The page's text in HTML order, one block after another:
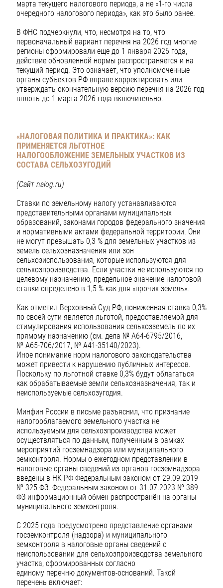
марта текущего налогового периода, а не «1-го числа
очередного налогового периода», как это было ранее.
В ФНС подчеркнули, что, несмотря на то, что
первоначальный вариант перечня на 2026 год многие
регионы сформировали еще до 1 января 2026 года,
действие обновленной нормы распространяется и на
текущий период. Это означает, что уполномоченные
органы субъектов РФ вправе корректировать или
утверждать окончательную версию перечня на 2026 год
вплоть до 1 марта 2026 года включительно.
«НАЛОГОВАЯ ПОЛИТИКА И ПРАКТИКА»: КАК
ПРИМЕНЯЕТСЯ ЛЬГОТНОЕ
НАЛОГООБЛОЖЕНИЕ ЗЕМЕЛЬНЫХ УЧАСТКОВ ИЗ
СОСТАВА СЕЛЬХОЗУГОДИЙ
(Сайт nalog.ru)
Ставки по земельному налогу устанавливаются
представительными органами муниципальных
образований, законами городов федерального значения
и нормативными актами федеральной территории. Они
не могут превышать 0,3 % для земельных участков из
земель сельхозназначения или зон
сельхозиспользования, которые используются для
сельхозпроизводства. Если участки не используются по
целевому назначению, предельное значение налоговой
ставки определено в 1,5 % как для «прочих земель».
Как отметил Верховный Суд РФ, пониженная ставка 0,3%
по своей сути является льготой, предоставляемой для
стимулирования использования сельхозземель по их
прямому назначению (см. дела № А64-6795/2016,
№ А65-706/2017, № А41-35140/2023).
Иное понимание норм налогового законодательства
может привести к нарушению публичных интересов.
Поскольку по льготной ставке 0,3% будут облагаться
как обрабатываемые земли сельхозназначения, так и
неиспользуемые сельхозугодия.
Минфин России в письме разъяснил, что признание
налогооблагаемого земельного участка не
используемым для сельхозпроизводства может
осуществляться по данным, полученным в рамках
мероприятий госземнадзора или муниципального
земконтроля. Нормы о ежегодном представлении в
налоговые органы сведений из органов госземнадзора
введены в НК РФ Федеральным законом от 29.09.2019
№ 325-ФЗ. Федеральным законом от 31.07.2023 № 389-
ФЗ информационный обмен распространён на органы
муниципального земконтроля.
С 2025 года предусмотрено представление органами
госземконтроля (надзора) и муниципального
земконтроля в налоговые органы сведений о
неиспользовании для сельхозпроизводства земельного
участка, сформированных согласно
единому перечню документов-оснований. Такой
перечень включает: